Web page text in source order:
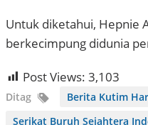
Untuk diketahui, Hepnie
berkecimpung didunia
Post Views: 3,103
Ditag Berita Kutim
Serikat Buruh Sejahtera